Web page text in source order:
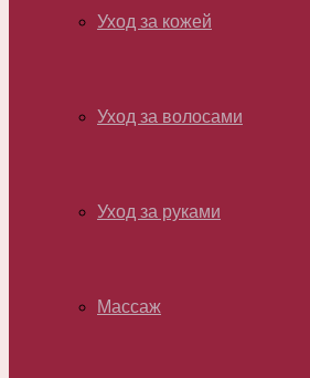
Уход за кожей
Уход за волосами
Уход за руками
Массаж